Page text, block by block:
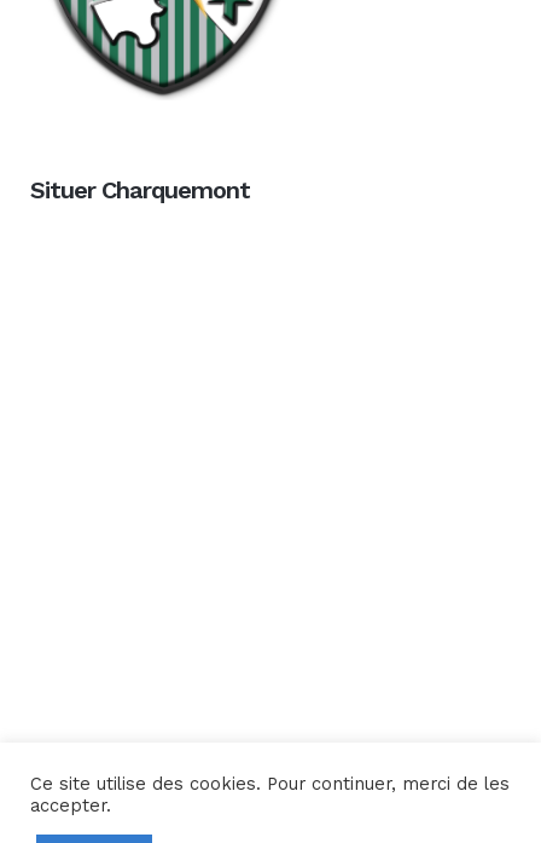
Situer Charquemont
Une réalisation Yata!
Ce site utilise des cookies. Pour continuer, merci de les
accepter.